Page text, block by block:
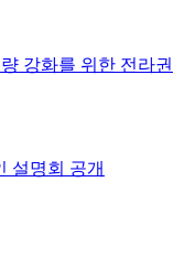
강화를 위한 전라권
설명회 공개